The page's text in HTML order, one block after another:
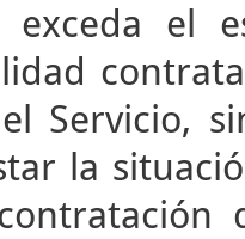
exceda el
Servicio,
la